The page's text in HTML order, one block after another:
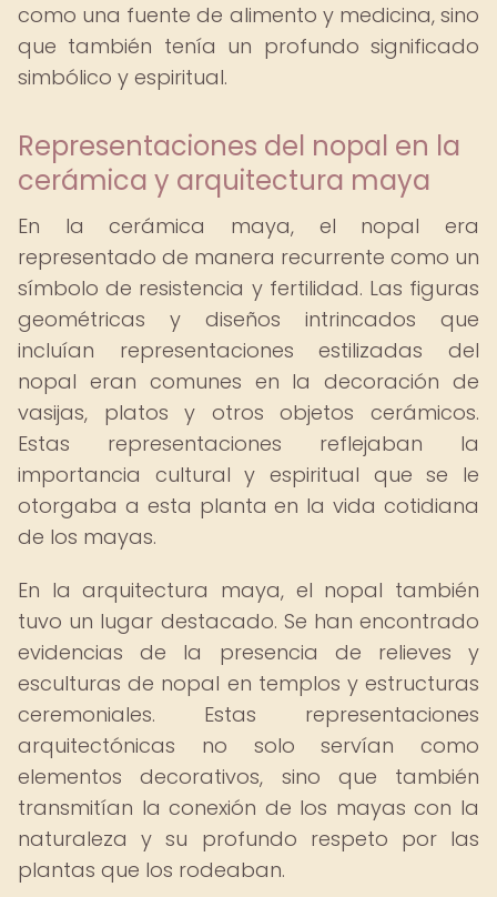
como una fuente de alimento y medicina, sino
que también tenía un profundo significado
simbólico y espiritual.
Representaciones del nopal en la
cerámica y arquitectura maya
En la cerámica maya, el nopal era
representado de manera recurrente como un
símbolo de resistencia y fertilidad. Las figuras
geométricas y diseños intrincados que
incluían representaciones estilizadas del
nopal eran comunes en la decoración de
vasijas, platos y otros objetos cerámicos.
Estas representaciones reflejaban la
importancia cultural y espiritual que se le
otorgaba a esta planta en la vida cotidiana
de los mayas.
En la arquitectura maya, el nopal también
tuvo un lugar destacado. Se han encontrado
evidencias de la presencia de relieves y
esculturas de nopal en templos y estructuras
ceremoniales. Estas representaciones
arquitectónicas no solo servían como
elementos decorativos, sino que también
transmitían la conexión de los mayas con la
naturaleza y su profundo respeto por las
plantas que los rodeaban.